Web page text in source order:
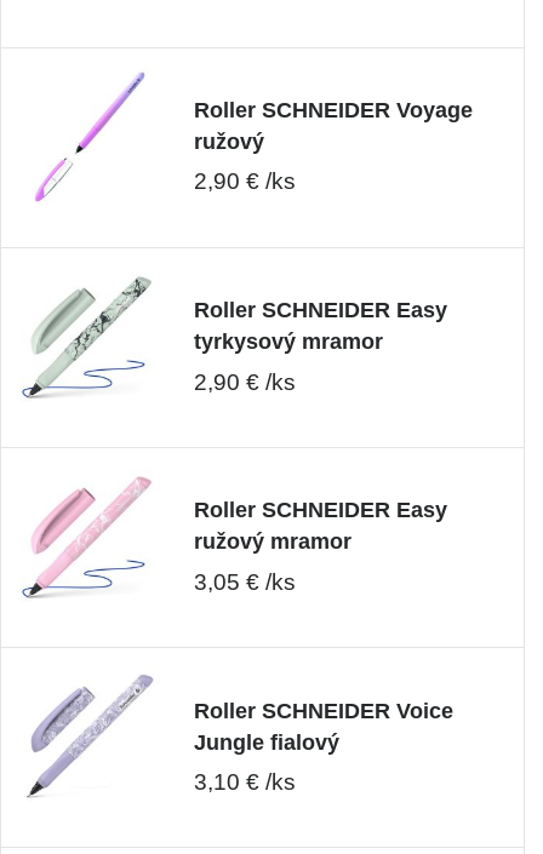
Roller SCHNEIDER Voyage
ružový
2,90 € /ks
Roller SCHNEIDER Easy
tyrkysový mramor
2,90 € /ks
Roller SCHNEIDER Easy
ružový mramor
3,05 € /ks
Roller SCHNEIDER Voice
Jungle fialový
3,10 € /ks